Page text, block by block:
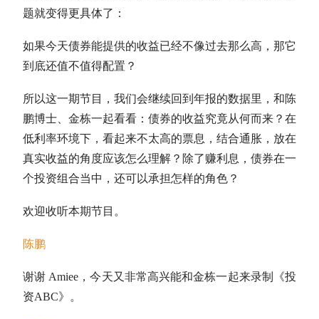
题就变得更具体了：
如果今天债券能提供的收益已经不像过去那么高，那它
到底还值不值得配置？
所以这一期节目，我们会继续回到年报的数据里，和陈
鹏博士、金栋一起看看：债券的收益究竟从何而来？在
低利率环境下，看起来不太高的票息 ，结合通胀，放在
真实收益的角度应该怎么理解？除了赚利息，债券在一
个投资组合当中，还可以承担怎样的角色？
欢迎收听本期节目。
陈鹏
谢谢 Amiee，今天又非常高兴能和金栋一起来录制《投
资ABC》。